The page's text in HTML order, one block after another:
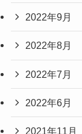
2022年9月
2022年8月
2022年7月
2022年6月
2021年11月